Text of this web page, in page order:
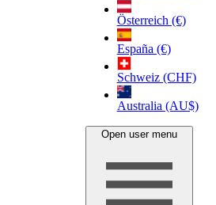
Österreich (€)
España (€)
Schweiz (CHF)
Australia (AU$)
Open user menu